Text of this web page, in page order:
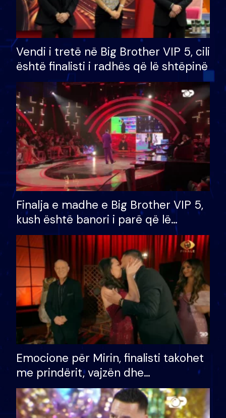
Vendi i tretë në Big Brother VIP 5, cili
është finalisti i radhës që lë shtëpinë
Finalja e madhe e Big Brother VIP 5,
kush është banori i parë që lë
shtëpinë dhe humb mundësinë për
të fituar çmimin e madh
Emocione për Mirin, finalisti takohet
me prindërit, vajzën dhe
bashkëshorten: S’kemi ndonjë letër
divorci apo jo?